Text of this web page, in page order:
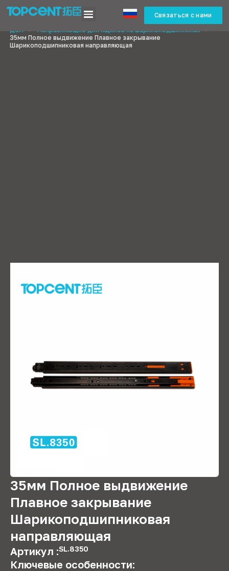
Связаться с нами
Дом
> Направляющие для ящиков на шарикоподшипниках
>
35мм Полное выдвижение Плавное закрывание
Шарикоподшипниковая направляющая
35мм Полное выдвижение
Плавное закрывание
Шарикоподшипниковая
направляющая
Артикул :SL.8350
Ключевые особенности: